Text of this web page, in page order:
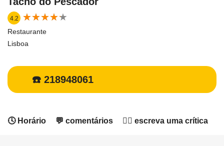
4.2 ★★★★★
★★★★★
Restaurante
Lisboa
☎️ 218948061
🕓 Horário 💬 comentários ✍🏻 escreva uma crítica